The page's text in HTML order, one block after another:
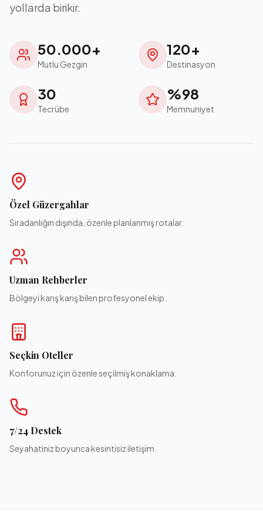
yollarda birikir.
50.000+
Mutlu Gezgin
120+
Destinasyon
30
Tecrübe
%98
Memnuniyet
Özel Güzergahlar
Sıradanlığın dışında, özenle planlanmış rotalar.
Uzman Rehberler
Bölgeyi karış karış bilen profesyonel ekip.
Seçkin Oteller
Konforunuz için özenle seçilmiş konaklama.
7/24 Destek
Seyahatiniz boyunca kesintisiz iletişim.